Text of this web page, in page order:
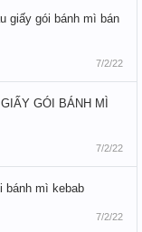
giấy gói bánh mì bán
7/2/22
GÓI BÁNH MÌ
7/2/22
bánh mì kebab
7/2/22